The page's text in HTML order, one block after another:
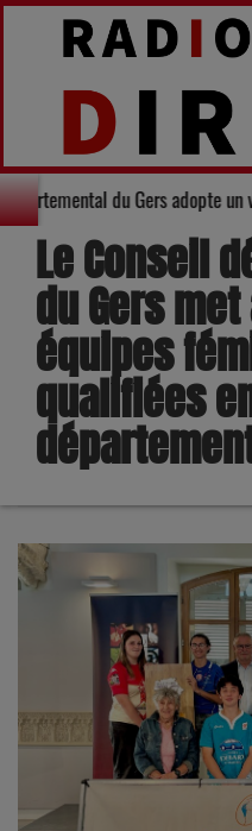
Le Conseil départemental du
Le Conseil
du Gers
équipes
qualifiées